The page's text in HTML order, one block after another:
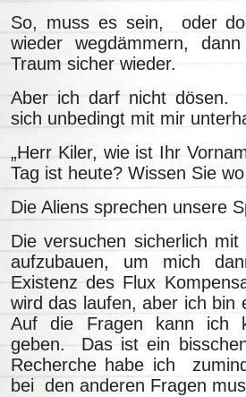
So, muss es sein, oder
wieder wegdämmern,
Traum sicher wieder.
Aber ich darf nicht dösen.
sich unbedingt mit mir
„Herr Kiler, wie ist Ihr
Tag ist heute? Wissen Sie
Die Aliens sprechen unsere
Die versuchen sicherlich
aufzubauen, um mich
Existenz des Flux
wird das laufen, aber ich
Auf die Fragen kann ich
geben. Das ist ein
Recherche habe ich
bei den anderen Fragen